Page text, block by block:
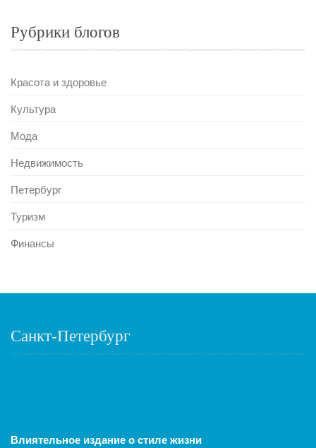
Рубрики блогов
Красота и здоровье
Культура
Мода
Недвижимость
Петербург
Туризм
Финансы
Санкт-Петербург
Влиятельное издание о стиле жизни